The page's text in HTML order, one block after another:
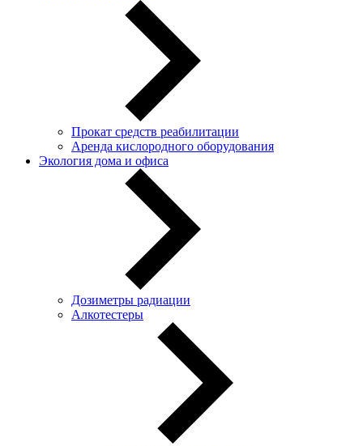
Прокат средств реабилитации
Аренда кислородного оборудования
Экология дома и офиса
Дозиметры радиации
Алкотестеры